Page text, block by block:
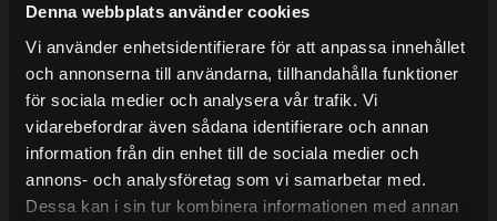
Denna webbplats använder cookies
Vi använder enhetsidentifierare för att anpassa innehållet
och annonserna till användarna, tillhandahålla funktioner
för sociala medier och analysera vår trafik. Vi
vidarebefordrar även sådana identifierare och annan
information från din enhet till de sociala medier och
annons- och analysföretag som vi samarbetar med.
Dessa kan i sin tur kombinera informationen med annan
det helt stängt.
Mån-Tors: 10:30-15:00
Lunchstängt 12:00-13:00
Tel:031- 51 66 60
E-post: info@streetperformance.se